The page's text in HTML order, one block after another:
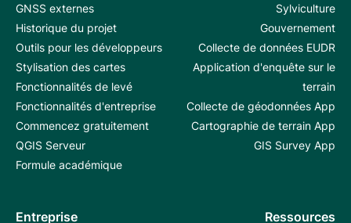
GNSS externes
Historique du projet
Outils pour les développeurs
Stylisation des cartes
Fonctionnalités de levé
Fonctionnalités d'entreprise
Commencez gratuitement
QGIS Serveur
Formule académique
Sylviculture
Gouvernement
Collecte de données EUDR
Application d'enquête sur le
terrain
Collecte de géodonnées App
Cartographie de terrain App
GIS Survey App
Entreprise Ressources